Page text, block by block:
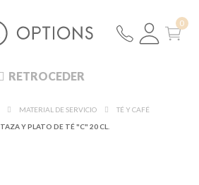
RETROCEDER
MATERIAL DE SERVICIO
TÉ Y CAFÉ
TAZA Y PLATO DE TÉ "C" 20 CL.